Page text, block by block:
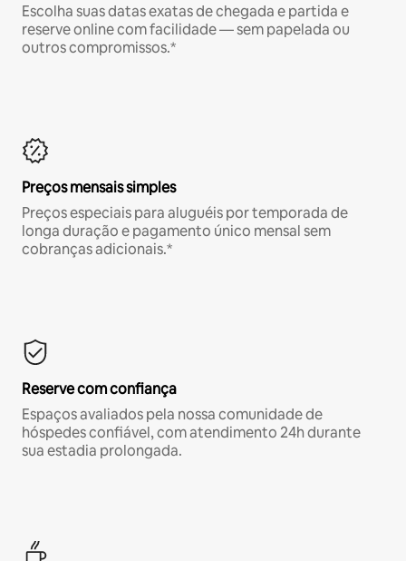
Escolha suas datas exatas de chegada e partida e
reserve online com facilidade — sem papelada ou
outros compromissos.*
Preços mensais simples
Preços especiais para aluguéis por temporada de
longa duração e pagamento único mensal sem
cobranças adicionais.*
Reserve com confiança
Espaços avaliados pela nossa comunidade de
hóspedes confiável, com atendimento 24h durante
sua estadia prolongada.